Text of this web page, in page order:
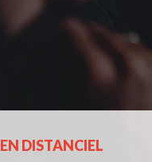
EN DISTANCIEL